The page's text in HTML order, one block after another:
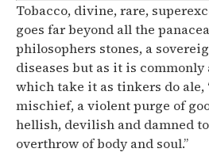
Tobacco, divine, rare,
goes far beyond all the
philosophers stones, a
diseases but as it is commonly
which take it as tinkers do ale,
mischief, a violent purge of
hellish, devilish and damned
overthrow of body and soul.”